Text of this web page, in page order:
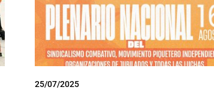
25/07/2025